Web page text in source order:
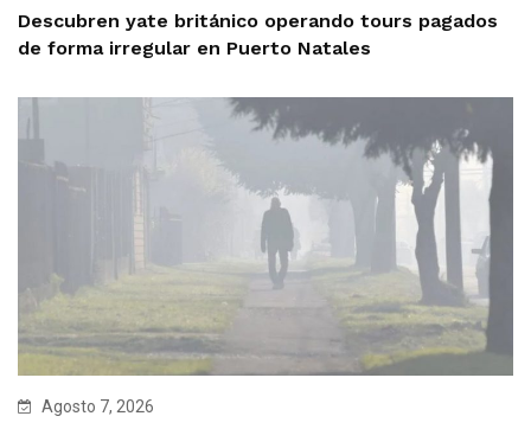
Descubren yate británico operando tours pagados
de forma irregular en Puerto Natales
Agosto 7, 2026